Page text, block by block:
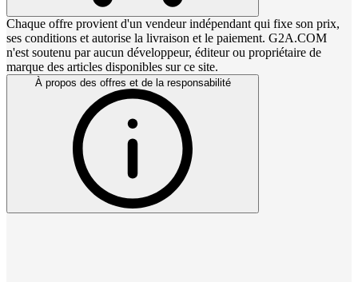
Chaque offre provient d'un vendeur indépendant qui fixe son prix,
ses conditions et autorise la livraison et le paiement. G2A.COM
n'est soutenu par aucun développeur, éditeur ou propriétaire de
marque des articles disponibles sur ce site.
À propos des offres et de la responsabilité